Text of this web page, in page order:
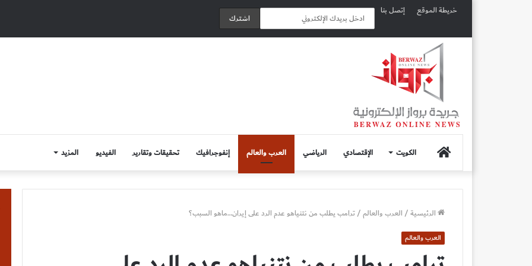
خريطة الموقع إتصل بنا
الصفحة
الرئيسية
الكويت الإقتصادي الرياضي العرب والعالم إنفوجرافيك تحقيقات وتقارير الفيديو المزيد
الرئيسية/العرب والعالم/ترامب يطلب من نتنياهو عدم الرد على إيران…ماهو السبب؟
العرب والعالم